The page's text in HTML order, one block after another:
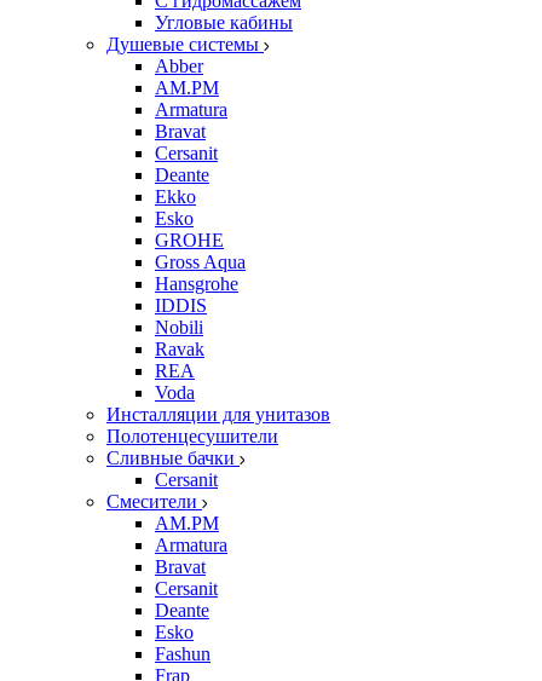
Угловые кабины
Душевые системы
Abber
AM.PM
Armatura
Bravat
Cersanit
Deante
Ekko
Esko
GROHE
Gross Aqua
Hansgrohe
IDDIS
Nobili
Ravak
REA
Voda
Инсталляции для унитазов
Полотенцесушители
Сливные бачки
Cersanit
Смесители
AM.PM
Armatura
Bravat
Cersanit
Deante
Esko
Fashun
Frap